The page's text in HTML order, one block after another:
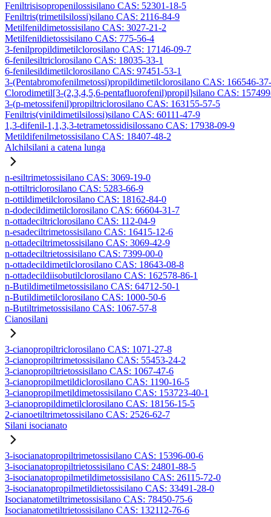
Feniltrisisopropenilossisilano CAS: 52301-18-5
Feniltris(trimetilsilossi)silano CAS: 2116-84-9
Metilfenildimetossisilano CAS: 3027-21-2
Metilfenildietossisilano CAS: 775-56-4
3-fenilpropildimetilclorosilano CAS: 17146-09-7
6-fenilesiltriclorosilano CAS: 18035-33-1
6-fenilesildimetilclorosilano CAS: 97451-53-1
3-(Pentabromofenilmetossi)propildimetilclorosilano CAS: 166546-
Clorodimetil[3-(2,3,4,5,6-pentafluorofenil)propil]silano CAS:
3-(p-metossifenil)propiltriclorosilano CAS: 163155-57-5
Feniltris(vinildimetilsilossi)silano CAS: 60111-47-9
1,3-difenil-1,1,3,3-tetrametossidisilossano CAS: 17938-09-9
Metildifenilmetossisilano CAS: 18407-48-2
Alchilsilani a catena lunga
n-esiltrimetossisilano CAS: 3069-19-0
n-ottiltriclorosilano CAS: 5283-66-9
n-ottildimetilclorosilano CAS: 18162-84-0
n-dodecildimetilclorosilano CAS: 66604-31-7
n-ottadeciltriclorosilano CAS: 112-04-9
n-esadeciltrimetossisilano CAS: 16415-12-6
n-ottadeciltrimetossisilano CAS: 3069-42-9
n-ottadeciltrietossisilano CAS: 7399-00-0
n-ottadecildimetilclorosilano CAS: 18643-08-8
n-ottadecildiisobutilclorosilano CAS: 162578-86-1
n-Butildimetilmetossisilano CAS: 64712-50-1
n-Butildimetilclorosilano CAS: 1000-50-6
n-Butiltrimetossisilano CAS: 1067-57-8
Cianosilani
3-cianopropiltriclorosilano CAS: 1071-27-8
3-cianopropiltrimetossisilano CAS: 55453-24-2
3-cianopropiltrietossisilano CAS: 1067-47-6
3-cianopropilmetildiclorosilano CAS: 1190-16-5
3-cianopropilmetildimetossisilano CAS: 153723-40-1
3-cianopropildimetilclorosilano CAS: 18156-15-5
2-cianoetiltrimetossisilano CAS: 2526-62-7
Silani isocianato
3-isocianatopropiltrimetossisilano CAS: 15396-00-6
3-isocianatopropiltrietossisilano CAS: 24801-88-5
3-isocianatopropilmetildimetossisilano CAS: 26115-72-0
3-isocianatopropilmetildietossisilano CAS: 33491-28-0
Isocianatometiltrimetossisilano CAS: 78450-75-6
Isocianatometiltrietossisilano CAS: 132112-76-6